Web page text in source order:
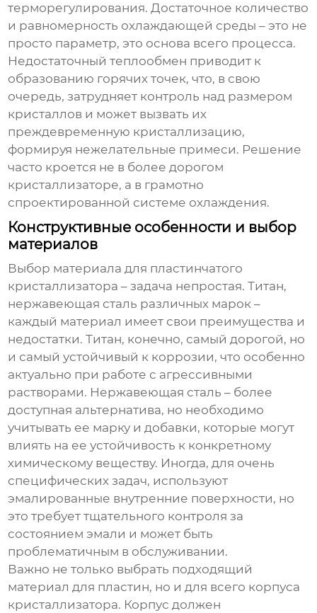
терморегулирования. Достаточное количество
и равномерность охлаждающей среды – это не
просто параметр, это основа всего процесса.
Недостаточный теплообмен приводит к
образованию горячих точек, что, в свою
очередь, затрудняет контроль над размером
кристаллов и может вызвать их
преждевременную кристаллизацию,
формируя нежелательные примеси. Решение
часто кроется не в более дорогом
кристаллизаторе, а в грамотно
спроектированной системе охлаждения.
Конструктивные особенности и выбор
материалов
Выбор материала для пластинчатого
кристаллизатора – задача непростая. Титан,
нержавеющая сталь различных марок –
каждый материал имеет свои преимущества и
недостатки. Титан, конечно, самый дорогой, но
и самый устойчивый к коррозии, что особенно
актуально при работе с агрессивными
растворами. Нержавеющая сталь – более
доступная альтернатива, но необходимо
учитывать ее марку и добавки, которые могут
влиять на ее устойчивость к конкретному
химическому веществу. Иногда, для очень
специфических задач, используют
эмалированные внутренние поверхности, но
это требует тщательного контроля за
состоянием эмали и может быть
проблематичным в обслуживании.
Важно не только выбрать подходящий
материал для пластин, но и для всего корпуса
кристаллизатора. Корпус должен